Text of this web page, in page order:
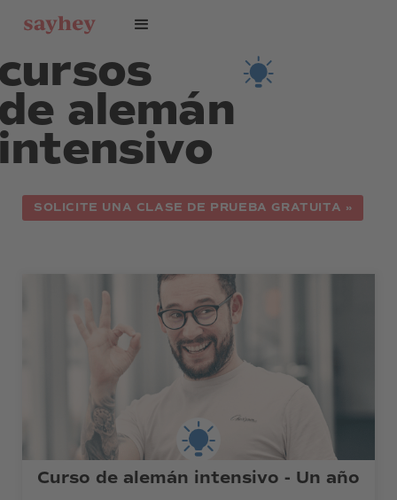
alemán
SOLICITE UNA CLASE DE PRUEBA GRATUITA »
Curso de alemán intensivo - Un año